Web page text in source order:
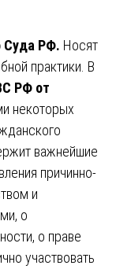
Суда РФ. Носят
практики. В
РФ от
некоторых
важнейшие
причинно-
и
о
о праве
участвовать